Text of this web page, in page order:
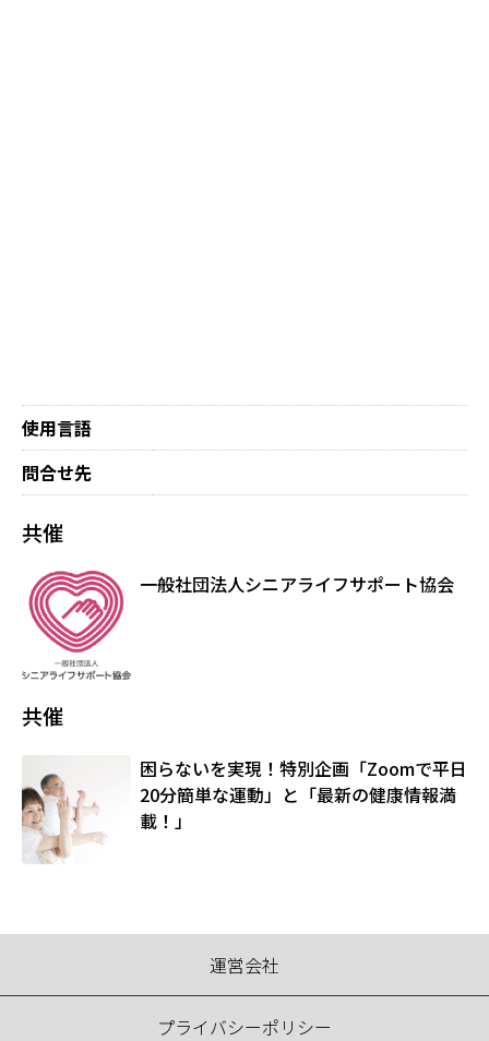
使用言語
問合せ先
共催
一般社団法人シニアライフサポート協会
共催
困らないを実現！特別企画「Zoomで平日
20分簡単な運動」と「最新の健康情報満
載！」
運営会社
プライバシーポリシー